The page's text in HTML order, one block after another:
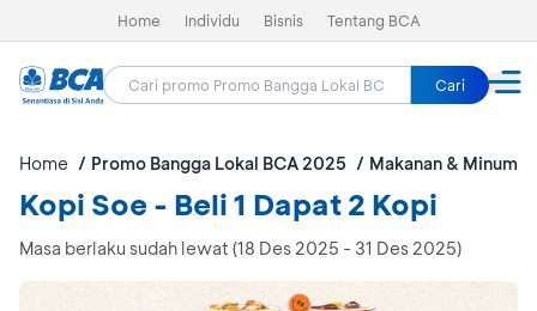
Home Individu Bisnis Tentang BCA
Cari
Home Promo Bangga Lokal BCA 2025 Makanan & Minuman
Kopi Soe - Beli 1 Dapat 2 Kopi
Masa berlaku sudah lewat (18 Des 2025 - 31 Des 2025)